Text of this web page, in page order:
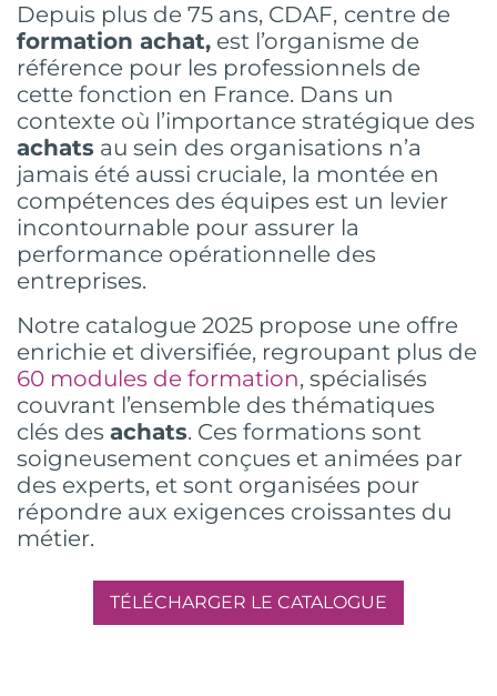
Depuis plus de 75 ans, CDAF, centre de
formation achat, est l’organisme de
référence pour les professionnels de
cette fonction en France. Dans un
contexte où l’importance stratégique des
achats au sein des organisations n’a
jamais été aussi cruciale, la montée en
compétences des équipes est un levier
incontournable pour assurer la
performance opérationnelle des
entreprises.
Notre catalogue 2025 propose une offre
enrichie et diversifiée, regroupant plus de
60 modules de formation, spécialisés
couvrant l’ensemble des thématiques
clés des achats. Ces formations sont
soigneusement conçues et animées par
des experts, et sont organisées pour
répondre aux exigences croissantes du
métier.
TÉLÉCHARGER LE CATALOGUE